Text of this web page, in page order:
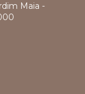
Maia -